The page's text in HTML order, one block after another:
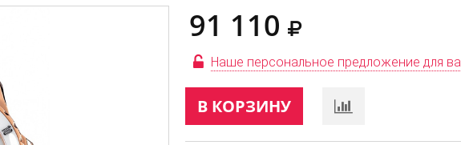
91 110
Наше персональное предложение для
В КОРЗИНУ